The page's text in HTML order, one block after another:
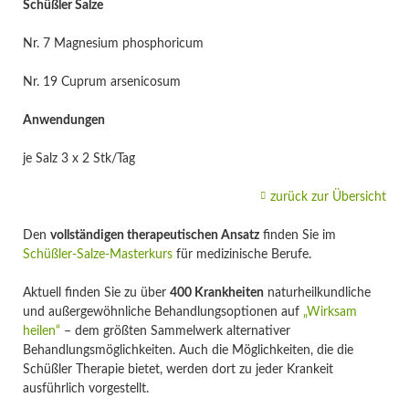
Schüßler Salze
Nr. 7 Magnesium phosphoricum
Nr. 19 Cuprum arsenicosum
Anwendungen
je Salz 3 x 2 Stk/Tag
zurück zur Übersicht
Den vollständigen therapeutischen Ansatzfinden Sie im
Schüßler-Salze-Masterkursfür medizinische Berufe.
Aktuell finden Sie zu über 400 Krankheiten naturheilkundliche
und außergewöhnliche Behandlungsoptionen auf „Wirksam
heilen“– dem größten Sammelwerk alternativer
Behandlungsmöglichkeiten. Auch die Möglichkeiten, die die
Schüßler Therapie bietet, werden dort zu jeder Krankeit
ausführlich vorgestellt.